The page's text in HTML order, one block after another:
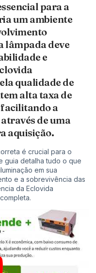
para a
um ambiente
lâmpada deve
e
qualidade de
alta taxa de
facilitando a
de uma
aquisição.
é crucial para o
guia detalha tudo o que
em sua
e a sobrevivência das
da Eclovida